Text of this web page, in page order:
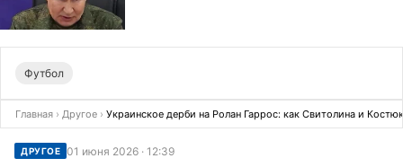
Футбол
Главная › Другое › Украинское дерби на Ролан Гаррос: как Свитолина и
ДРУГОЕ 01 июня 2026 · 12:39